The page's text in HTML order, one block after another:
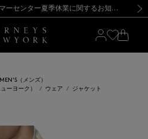
新規登録のお客様も対象！＜MY BARNEYS＞会員のお客様は11,000円（税込）以上のお買上げで常時送料無料！お買い物の際は会員登録を！
時停止のお知らせ】(2026.8.7) 【オンラインストア カスタマーセンター夏季休業に関するお知らせ】（2026.8.7）
【夏季休業に伴う返品・交換承り一時停止のお知らせ】（2026.8.5）
響によるお荷物のお届けについて
SALEのご案内・ご注意事項 新規登録のお客様も対象！＜MY BARNEYS＞会員のお客様は11,000円（税込）以上のお買上げで常時送料無料！お買い物の際は会員登録を！
時停止のお知らせ】(2026.8.7)
MEN'S（メンズ）
ーヨーク）
ウェア
ジャケット